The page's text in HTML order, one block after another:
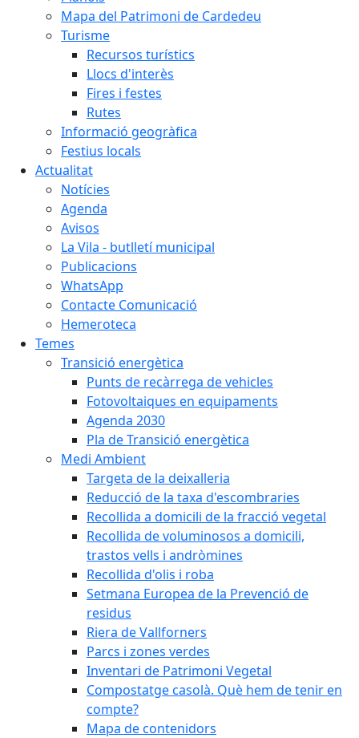
Mapa del Patrimoni de Cardedeu
Turisme
Recursos turístics
Llocs d'interès
Fires i festes
Rutes
Informació geogràfica
Festius locals
Actualitat
Notícies
Agenda
Avisos
La Vila - butlletí municipal
Publicacions
WhatsApp
Contacte Comunicació
Hemeroteca
Temes
Transició energètica
Punts de recàrrega de vehicles
Fotovoltaiques en equipaments
Agenda 2030
Pla de Transició energètica
Medi Ambient
Targeta de la deixalleria
Reducció de la taxa d'escombraries
Recollida a domicili de la fracció vegetal
Recollida de voluminosos a domicili,
trastos vells i andròmines
Recollida d'olis i roba
Setmana Europea de la Prevenció de
residus
Riera de Vallforners
Parcs i zones verdes
Inventari de Patrimoni Vegetal
Compostatge casolà. Què hem de tenir en
compte?
Mapa de contenidors